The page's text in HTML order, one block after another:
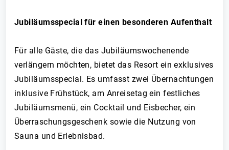
Jubiläumsspecial für einen besonderen Aufenthalt
Für alle Gäste, die das Jubiläumswochenende
verlängern möchten, bietet das Resort ein exklusives
Jubiläumsspecial. Es umfasst zwei Übernachtungen
inklusive Frühstück, am Anreisetag ein festliches
Jubiläumsmenü, ein Cocktail und Eisbecher, ein
Überraschungsgeschenk sowie die Nutzung von
Sauna und Erlebnisbad.